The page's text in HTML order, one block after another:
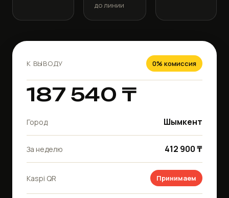
до линии
К ВЫВОДУ 0% комиссия
187 540 ₸
Город Шымкент
За неделю 412 900 ₸
Kaspi QR Принимаем